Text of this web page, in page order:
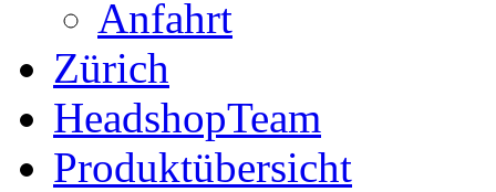
Anfahrt
Zürich
HeadshopTeam
Produktübersicht